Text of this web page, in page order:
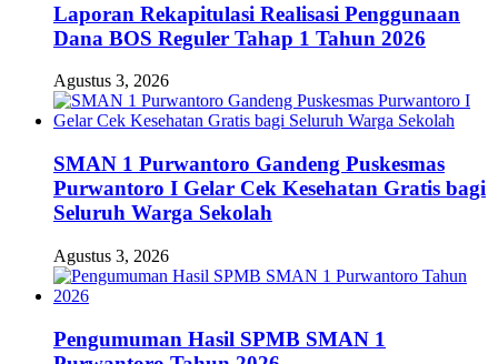
Laporan Rekapitulasi Realisasi Penggunaan
Dana BOS Reguler Tahap 1 Tahun 2026
Agustus 3, 2026
SMAN 1 Purwantoro Gandeng Puskesmas
Purwantoro I Gelar Cek Kesehatan Gratis bagi
Seluruh Warga Sekolah
Agustus 3, 2026
Pengumuman Hasil SPMB SMAN 1